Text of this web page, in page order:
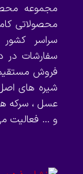
مجموعه
محصولاتی
سراسر
سفارشات در
فروش مستقیم
شیره های
عسل ، سرکه
و … فعالیت